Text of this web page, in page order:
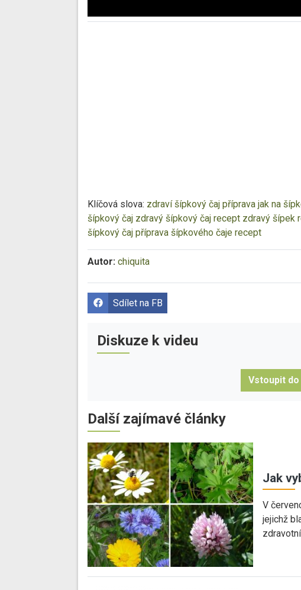
Klíčová slova: zdraví šípkový čaj příprava jak na
šípkový čaj zdravý šípkový čaj recept zdravý šípek
šípkový čaj příprava šípkového čaje recept
Autor: chiquita
Sdílet na FB
Diskuze k videu
Vstoupit
Další zajímavé články
Jak
V
jejichž